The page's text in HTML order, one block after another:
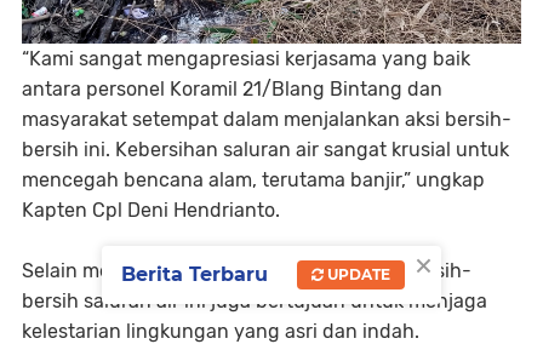
“Kami sangat mengapresiasi kerjasama yang baik
antara personel Koramil 21/Blang Bintang dan
masyarakat setempat dalam menjalankan aksi bersih-
bersih ini. Kebersihan saluran air sangat krusial untuk
mencegah bencana alam, terutama banjir,” ungkap
Kapten Cpl Deni Hendrianto.
Selain mengantisipasi bencana alam, aksi bersih-
bersih saluran air ini juga bertujuan untuk menjaga
kelestarian lingkungan yang asri dan indah.
×
Berita Terbaru UPDATE